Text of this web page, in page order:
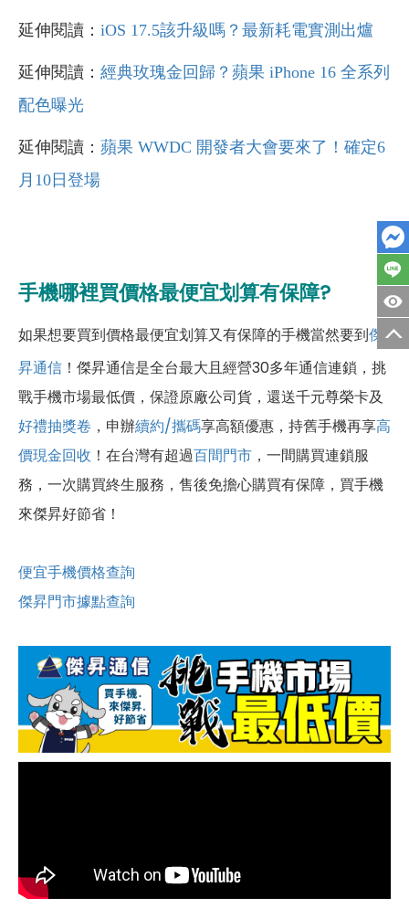
延伸閱讀： iOS 17.5該升級嗎？最新耗電實測出爐
延伸閱讀： 經典玫瑰金回歸？蘋果 iPhone 16 全系列
配色曝光
延伸閱讀： 蘋果 WWDC 開發者大會要來了！確定6
月10日登場
手機哪裡買價格最便宜划算有保障?
如果想要買到價格最便宜划算又有保障的手機當然要到傑
昇通信 ！傑昇通信是全台最大且經營30多年通信連鎖，挑
戰手機市場最低價，保證原廠公司貨，還送千元尊榮卡及
好禮抽獎卷 ，申辦續約/攜碼享高額優惠，持舊手機再享高
價現金回收 ！ 在台灣有超過百間門市 ，一間購買連鎖服
務，一次購買終生服務，售後免擔心購買有保障，買手機
來傑昇好節省！
便宜手機價格查詢
傑昇門市據點查詢